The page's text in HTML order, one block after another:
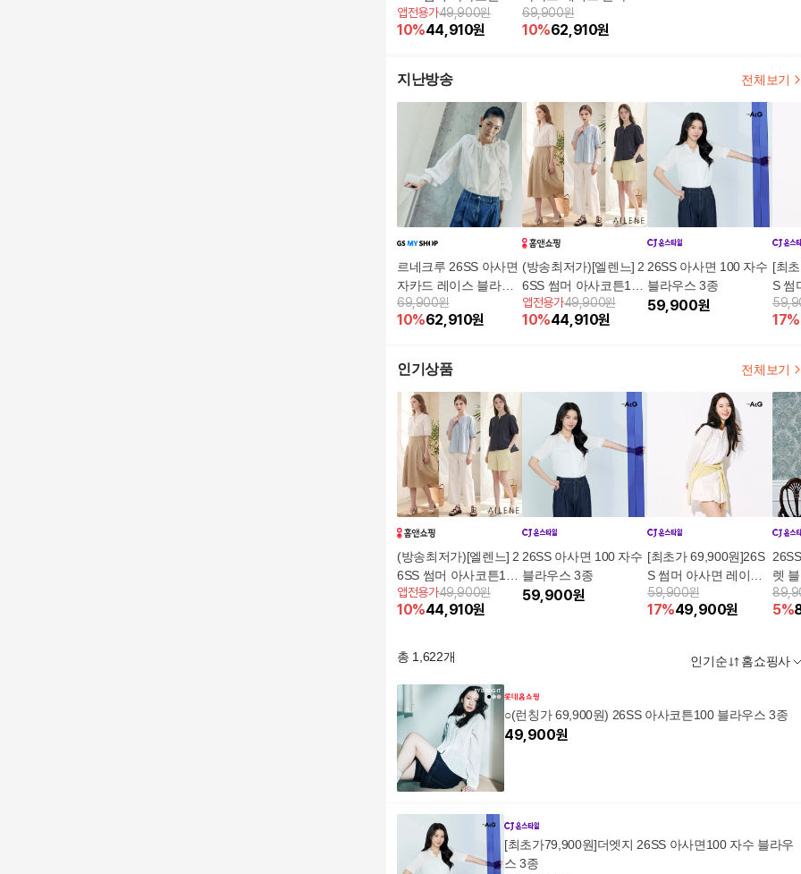
로맨틱 블라우스 3종
앱전용가49,900원
10%44,910원
스
69,900원
10%62,910원
지난방송 전체보기
르네크루 26SS 아사면
자카드 레이스 블라우
스
69,900원
10%62,910원
(방송최저가)[엘렌느] 2
6SS 썸머 아사코튼100
로맨틱 블라우스 3종
앱전용가49,900원
10%44,910원
26SS 아사면 100 자수
블라우스 3종
59,900원
[최
S 썸
블라
17%
인기상품 전체보기
(방송최저가)[엘렌느] 2
6SS 썸머 아사코튼100
로맨틱 블라우스 3종
앱전용가49,900원
10%44,910원
26SS 아사면 100 자수
블라우스 3종
59,900원
[최초가 69,900원]26S
S 썸머 아사면 레이스
블라우스
59,900원
17%49,900원
렛 블
5%
총 1,622개 인기순 홈쇼핑사
○(런칭가 69,900원) 26SS 아사코튼100 블라우스 3종
49,900원
[최초가79,900원]더엣지 26SS 아사면100 자수 블라우
스 3종